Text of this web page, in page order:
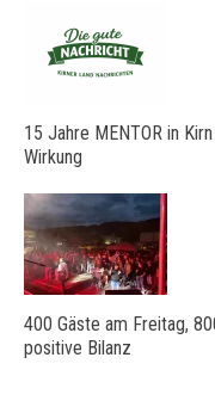
15 Jahre MENTOR in
Wirkung
400 Gäste am Freitag,
positive Bilanz